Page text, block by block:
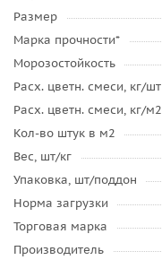
Размер
Марка прочности*
Морозостойкость
Расх. цветн. смеси, кг/шт
Расх. цветн. смеси, кг/м2
Кол-во штук в м2
Вес, шт/кг
Упаковка, шт/поддон
Норма загрузки
Торговая марка
Производитель